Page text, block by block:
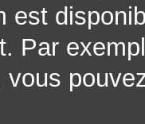
est
Par